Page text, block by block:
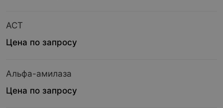
АСТ
Цена по запросу
Альфа-амилаза
Цена по запросу